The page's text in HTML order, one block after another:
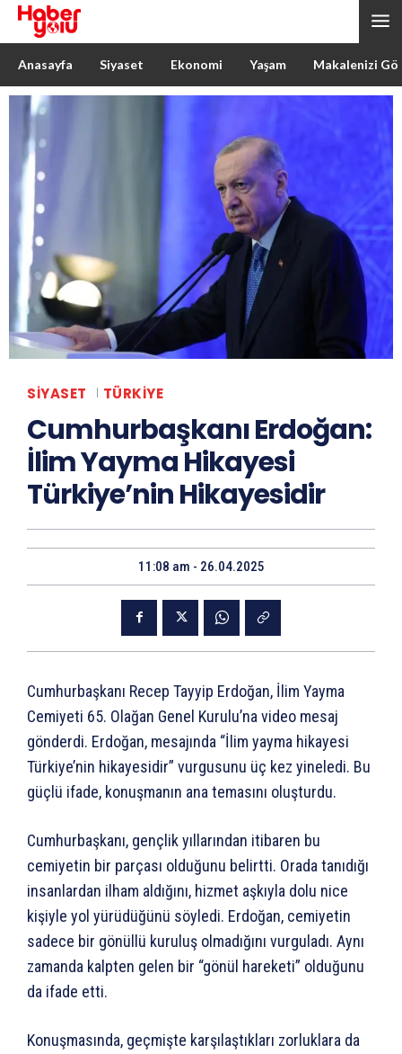
Anasayfa Siyaset Ekonomi Yaşam Makalenizi
SIYASET TÜRKIYE
Cumhurbaşkanı Erdoğan:
İlim Yayma Hikayesi
Türkiye’nin Hikayesidir
11:08 am - 26.04.2025
Cumhurbaşkanı Recep Tayyip Erdoğan, İlim Yayma
Cemiyeti 65. Olağan Genel Kurulu’na video mesaj
gönderdi. Erdoğan, mesajında “İlim yayma hikayesi
Türkiye’nin hikayesidir” vurgusunu üç kez yineledi. Bu
güçlü ifade, konuşmanın ana temasını oluşturdu.
Cumhurbaşkanı, gençlik yıllarından itibaren bu
cemiyetin bir parçası olduğunu belirtti. Orada tanıdığı
insanlardan ilham aldığını, hizmet aşkıyla dolu nice
kişiyle yol yürüdüğünü söyledi. Erdoğan, cemiyetin
sadece bir gönüllü kuruluş olmadığını vurguladı. Aynı
zamanda kalpten gelen bir “gönül hareketi” olduğunu
da ifade etti.
Konuşmasında, geçmişte karşılaştıkları zorluklara da